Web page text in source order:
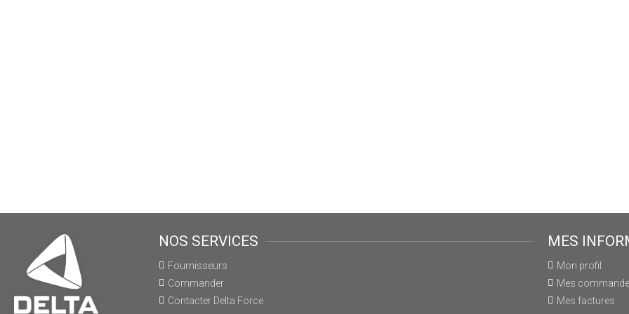
NOS SERVICES
Fournisseurs
Commander
Contacter Delta Force
MES
Mon profil
Mes
Mes factures